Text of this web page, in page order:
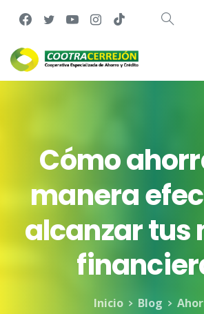
Buscar
Cómo
manera
alcanzartus
Inicio Blog